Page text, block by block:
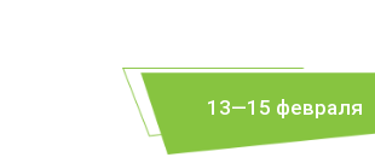
13—15 февраля